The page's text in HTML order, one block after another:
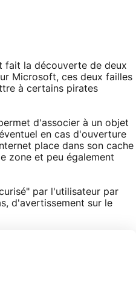
fait la découverte de deux
Microsoft, ces deux failles
à certains pirates
d'associer à un objet
en cas d'ouverture
place dans son cache
zone et peu également
par l'utilisateur par
d'avertissement sur le